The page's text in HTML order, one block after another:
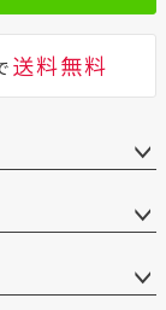
送料無料